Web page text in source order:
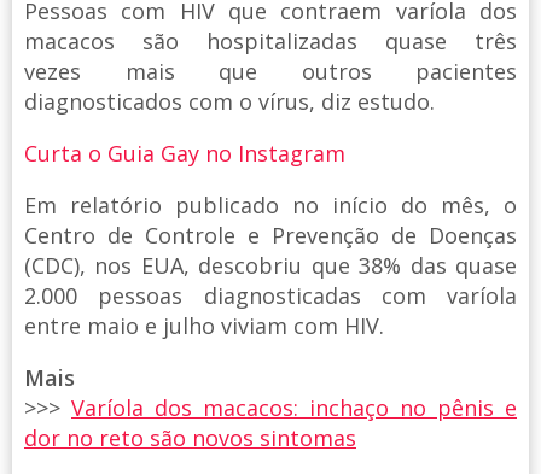
Pessoas com HIV que contraem varíola dos
macacos são hospitalizadas quase três
vezes mais que outros pacientes
diagnosticados com o vírus, diz estudo.
Curta o Guia Gay no Instagram
Em relatório publicado no início do mês, o
Centro de Controle e Prevenção de Doenças
(CDC), nos EUA, descobriu que 38% das quase
2.000 pessoas diagnosticadas com varíola
entre maio e julho viviam com HIV.
Mais
>>> Varíola dos macacos: inchaço no pênis e
dor no reto são novos sintomas